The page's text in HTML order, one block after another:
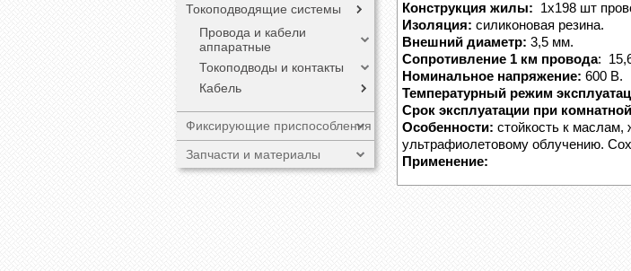
Токоподводящие системы
Провода и кабели
аппаратные
Токоподводы и контакты
Кабель
Фиксирующие приспособления
Запчасти и материалы
Конструкция жилы: 1х198 шт
Изоляция: силиконовая резина.
Внешний диаметр: 3,5 мм.
Сопротивление 1 км провода:
Номинальное напряжение: 600 В.
Температурный режим
Срок эксплуатации при
Особенности: стойкость к маслам,
ультрафиолетовому облучению.
Применение: